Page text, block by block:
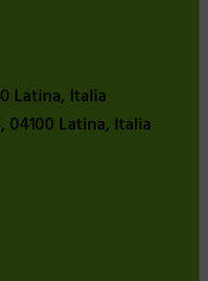
Latina, Italia
04100 Latina, Italia